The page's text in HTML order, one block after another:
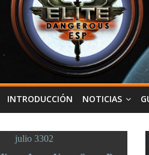
INTRODUCCIÓN NOTICIAS
julio 3302